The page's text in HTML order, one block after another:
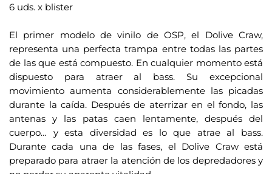
6 uds. x blister
El primer modelo de vinilo de OSP, el Dolive Craw,
representa una perfecta trampa entre todas las partes
de las que está compuesto. En cualquier momento está
dispuesto para atraer al bass. Su excepcional
movimiento aumenta considerablemente las picadas
durante la caída. Después de aterrizar en el fondo, las
antenas y las patas caen lentamente, después del
cuerpo… y esta diversidad es lo que atrae al bass.
Durante cada una de las fases, el Dolive Craw está
preparado para atraer la atención de los depredadores y